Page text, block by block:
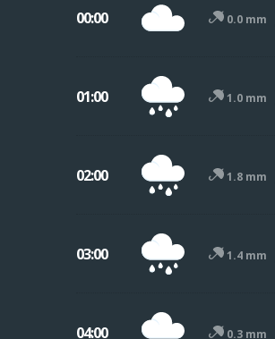
00:00 0.0 mm
01:00 1.0 mm
02:00 1.8 mm
03:00 1.4 mm
04:00 0.3 mm